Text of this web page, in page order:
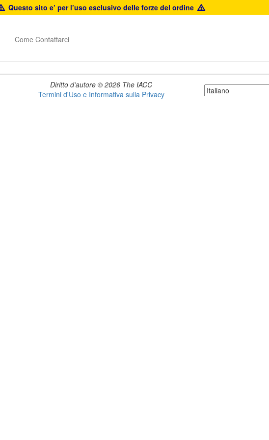
Questo sito e’ per l’uso esclusivo delle forze del ordine
Come Contattarci
Diritto d’autore © 2026 The IACC
Termini d'Uso e Informativa sulla Privacy